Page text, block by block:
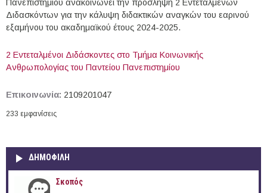
Πανεπιστημίου ανακοινώνει την πρόσληψη 2 Εντεταλμένων
Διδασκόντων για την κάλυψη διδακτικών αναγκών του εαρινού
εξαμήνου του ακαδημαϊκού έτους 2024-2025.
2 Εντεταλμένοι Διδάσκοντες στο Τμήμα Κοινωνικής
Ανθρωπολογίας του Παντείου Πανεπιστημίου
Επικοινωνία: 2109201047
233 εμφανίσεις
ΔΗΜΟΦΙΛΗ
Σκοπός